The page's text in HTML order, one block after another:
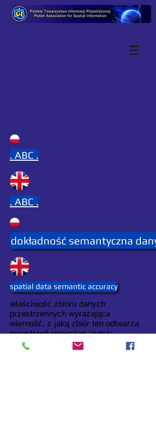
. ABC .
. ABC .
dokładność semantyczna
spatial data semantic accuracy
właściwość zbioru danych
przestrzennych wyrażająca
wierność, z jaką zbiór ten odtwarza
przestrzeń rozważań (patrz:
przestrzeń rozważań